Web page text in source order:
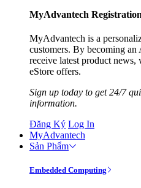
MyAdvantech Registration
MyAdvantech is a
customers. By becoming an
receive latest product
eStore offers.
Sign up today to get 24/7
information.
Đăng Ký Log In
MyAdvantech
Sản Phẩm
Embedded Computing